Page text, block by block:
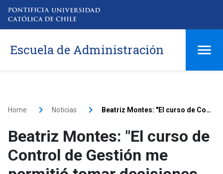
Escuela de Administración
Home Noticias Beatriz Montes: "El curso de Control de Gestión me permitió tomar decisiones más acertadas en el corto plazo".
Beatriz Montes: "El curso de
Control de Gestión me